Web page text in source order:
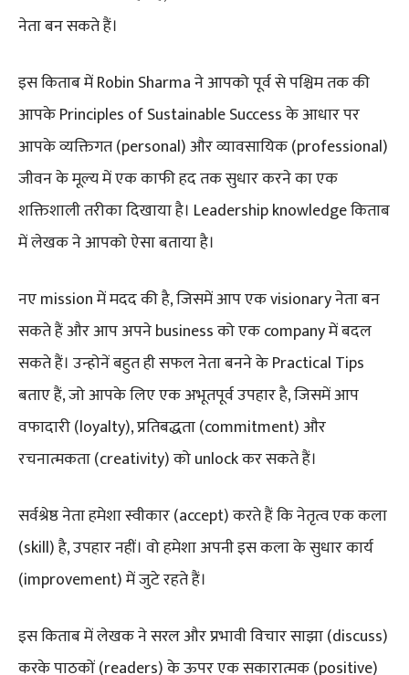
नेता बन सकते हैं।
इस किताब में Robin Sharma ने आपको पूर्व से पश्चिम तक की
आपके Principles of Sustainable Success के आधार पर
आपके व्यक्तिगत (personal) और व्यावसायिक (professional)
जीवन के मूल्य में एक काफी हद तक सुधार करने का एक
शक्तिशाली तरीका दिखाया है। Leadership knowledge किताब
में लेखक ने आपको ऐसा बताया है।
नए mission में मदद की है, जिसमें आप एक visionary नेता बन
सकते हैं और आप अपने business को एक company में बदल
सकते हैं। उन्होनें बहुत ही सफल नेता बनने के Practical Tips
बताए हैं, जो आपके लिए एक अभूतपूर्व उपहार है, जिसमें आप
वफादारी (loyalty), प्रतिबद्धता (commitment) और
रचनात्मकता (creativity) को unlock कर सकते हैं।
सर्वश्रेष्ठ नेता हमेशा स्वीकार (accept) करते हैं कि नेतृत्व एक कला
(skill) है, उपहार नहीं। वो हमेशा अपनी इस कला के सुधार कार्य
(improvement) में जुटे रहते हैं।
इस किताब में लेखक ने सरल और प्रभावी विचार साझा (discuss)
करके पाठकों (readers) के ऊपर एक सकारात्मक (positive)